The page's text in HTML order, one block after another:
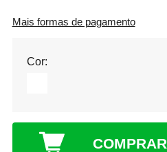
Mais formas de pagamento
Cor:
COMPRAR